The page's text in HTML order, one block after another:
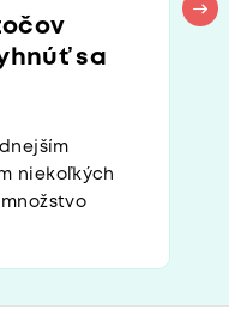
sa
niekoľkých